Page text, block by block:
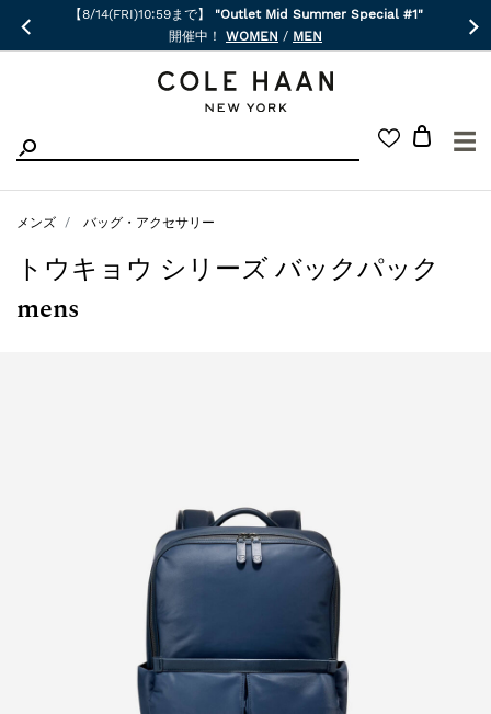
【8/14(FRI)10:59まで】
"Outlet Mid Summer Special #1"
開催中！ WOMEN / MEN
☰
メンズ バッグ・アクセサリー
トウキョウ シリーズ バックパック
mens